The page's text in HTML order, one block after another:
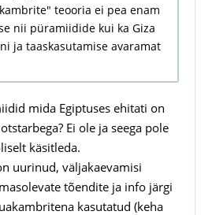
teooria ei pea enam
nii püramiidide kui ka Giza
ja taaskasutamise avaramat
mida Egiptuses ehitati on
Ei ole ja seega pole
käsitleda.
uurinud, väljakaevamisi
tõendite ja info järgi
kasutatud (keha